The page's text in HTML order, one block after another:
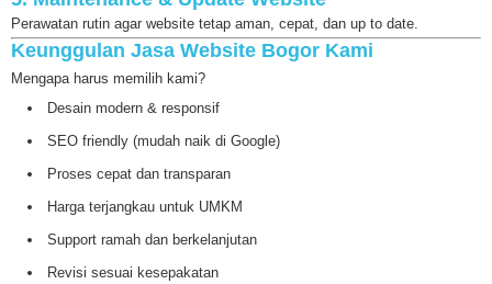
Perawatan rutin agar website tetap aman, cepat, dan up to date.
Keunggulan Jasa Website Bogor Kami
Mengapa harus memilih kami?
Desain modern & responsif
SEO friendly (mudah naik di Google)
Proses cepat dan transparan
Harga terjangkau untuk UMKM
Support ramah dan berkelanjutan
Revisi sesuai kesepakatan